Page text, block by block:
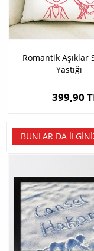
Romantik Aşıklar
Yastığı
399,90
BUNLAR DA